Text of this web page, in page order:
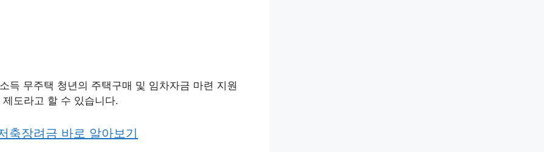
득 무주택 청년의 주택구매 및 임차자금 마련 지원
도라고 할 수 있습니다.
축장려금 바로 알아보기